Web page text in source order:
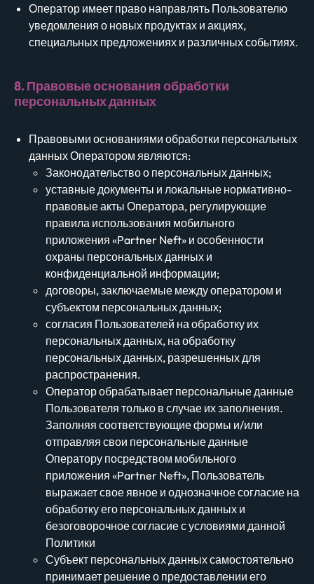
Оператор имеет право направлять Пользователю
уведомления о новых продуктах и акциях,
специальных предложениях и различных событиях.
8. Правовые основания обработки
персональных данных
Правовыми основаниями обработки персональных
данных Оператором являются:
Законодательство о персональных данных;
уставные документы и локальные нормативно-
правовые акты Оператора, регулирующие
правила использования мобильного
приложения «Partner Neft» и особенности
охраны персональных данных и
конфиденциальной информации;
договоры, заключаемые между оператором и
субъектом персональных данных;
согласия Пользователей на обработку их
персональных данных, на обработку
персональных данных, разрешенных для
распространения.
Оператор обрабатывает персональные данные
Пользователя только в случае их заполнения.
Заполняя соответствующие формы и/или
отправляя свои персональные данные
Оператору посредством мобильного
приложения «Partner Neft», Пользователь
выражает свое явное и однозначное согласие на
обработку его персональных данных и
безоговорочное согласие с условиями данной
Политики
Субъект персональных данных самостоятельно
принимает решение о предоставлении его